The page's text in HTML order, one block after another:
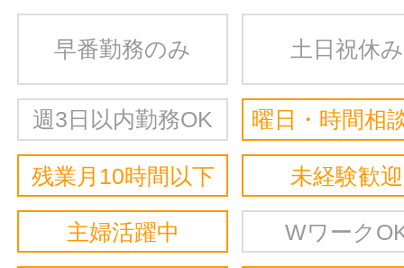
早番勤務のみ 土日祝休み
週3日以内勤務OK 曜日・時間相
残業月10時間以下 未経験歓迎
主婦活躍中 Wワーク